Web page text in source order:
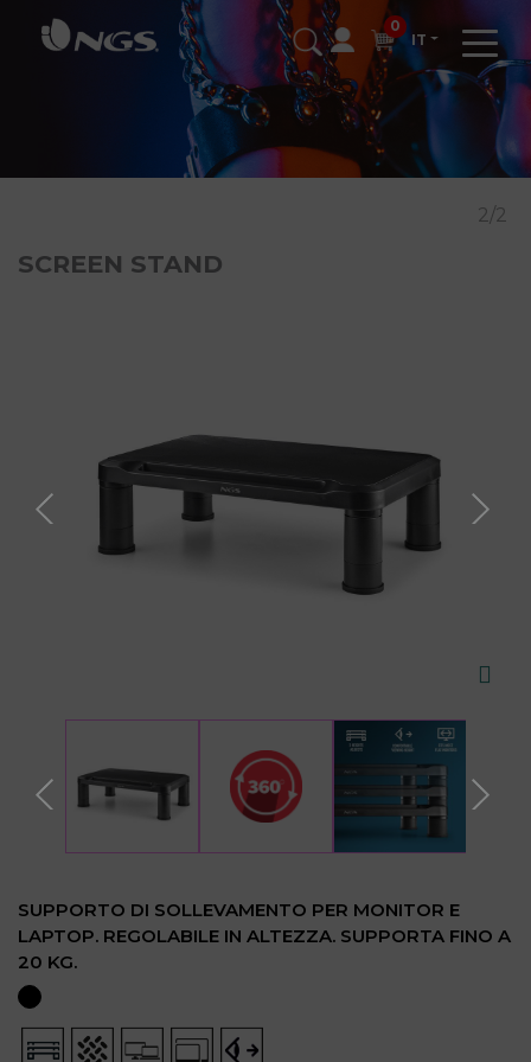
0
IT
2/2
SCREEN STAND
SUPPORTO DI SOLLEVAMENTO PER MONITOR E
LAPTOP. REGOLABILE IN ALTEZZA. SUPPORTA FINO A
20 KG.